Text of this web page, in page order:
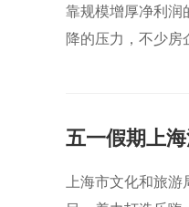
靠规模增厚净利润
降的压力，不少房
五一假期上
上海市文化和旅